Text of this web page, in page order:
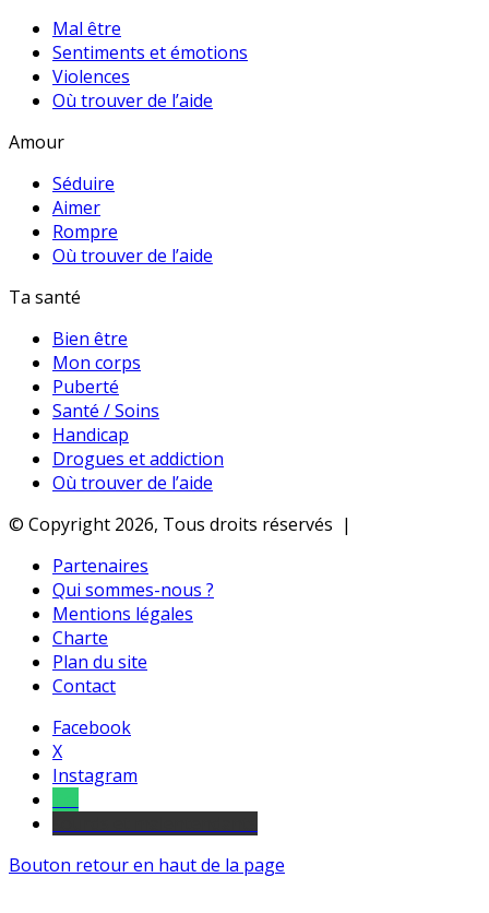
Mal être
Sentiments et émotions
Violences
Où trouver de l’aide
Amour
Séduire
Aimer
Rompre
Où trouver de l’aide
Ta santé
Bien être
Mon corps
Puberté
Santé / Soins
Handicap
Drogues et addiction
Où trouver de l’aide
© Copyright 2026, Tous droits réservés |
Partenaires
Qui sommes-nous ?
Mentions légales
Charte
Plan du site
Contact
Facebook
X
Instagram
Bouton retour en haut de la page